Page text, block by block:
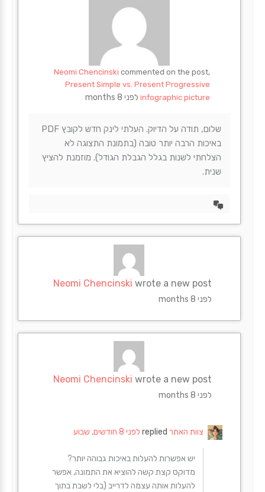
Neomi Chencinski commented on the post,
Present Simple vs. Present Progressive
infographic picture לפני 8 months
שלום, תודה על הדיוק. העלתי לינק חדש לקובץ PDF
באיכות הרבה יותר טובה (בתמונת התצוגה לא
הצלחתי לשנות בגלל הגבלת הגודל). מוזמנת להציץ
שנית.
Neomi Chencinski wrote a new post
לפני 8 months
Neomi Chencinski wrote a new post
לפני 8 months
צוות האתרreplied לפני 8 חודשים, שבוע
יש אפשרות להעלות באיכות גבוהה יותר?
מדוקס קצת קשה להוציא את התמונה, אפשר
להעלות אותה עצמה לדרייב (בלי לשבת בתוך